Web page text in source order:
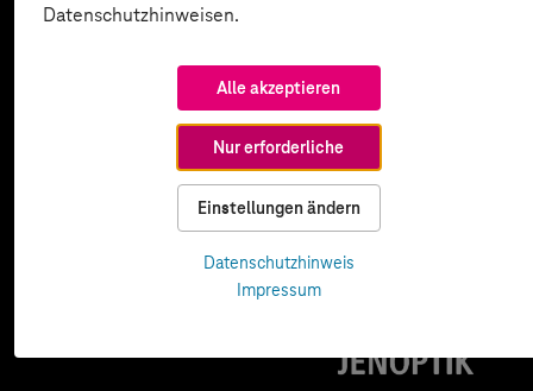
Datenschutzhinweisen.
Alle akzeptieren
Nur erforderliche
Einstellungen ändern
Datenschutzhinweis
Impressum